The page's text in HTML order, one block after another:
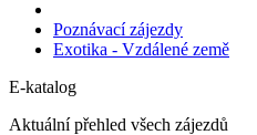
Poznávací zájezdy
Exotika - Vzdálené země
E-katalog
Aktuální přehled všech zájezdů